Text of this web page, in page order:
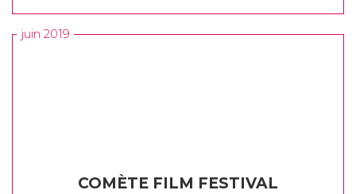
juin 2019
COMÈTE FILM FESTIVAL